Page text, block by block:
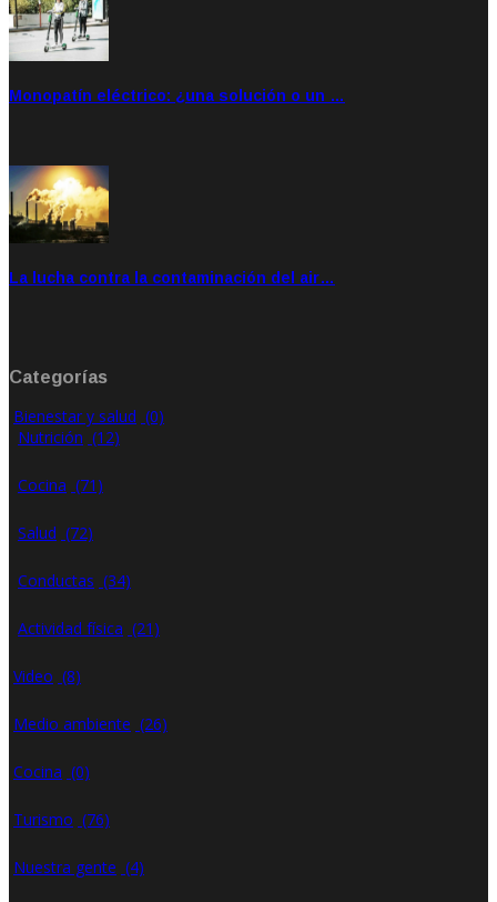
Monopatín eléctrico: ¿una solución o un …
La lucha contra la contaminación del air…
Categorías
Bienestar y salud (0)
Nutrición (12)
Cocina (71)
Salud (72)
Conductas (34)
Actividad física (21)
Video (8)
Medio ambiente (26)
Cocina (0)
Turismo (76)
Nuestra gente (4)